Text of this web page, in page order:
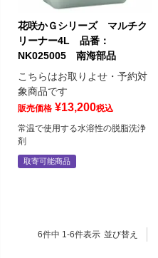
花咲かＧシリーズ マルチク
リーナー4L 品番：
NK025005 南海部品
こちらはお取りよせ・予約対
象商品です
販売価格 ¥13,200税込
常温で使用する水溶性の脱脂洗浄
剤
取寄可能商品
並び替え
6件中 1-6件表示